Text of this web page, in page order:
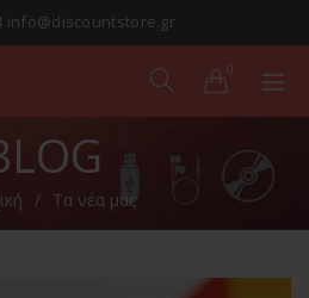
info@discountstore.gr
0
Τα νέα μας